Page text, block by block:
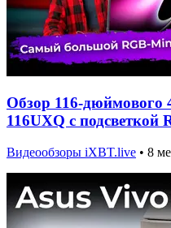
Обзор 116-дюймового
116UXQ с
Видеообзоры iXBT.live • 8